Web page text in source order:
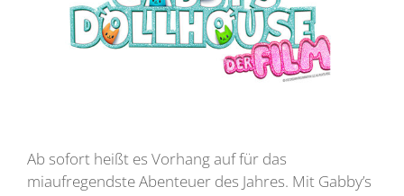
Ab sofort heißt es Vorhang auf für das
miaufregendste Abenteuer des Jahres. Mit Gabby’s